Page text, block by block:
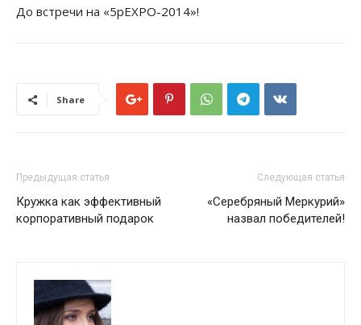
До встречи на «5pEXPO-2014»!
Share
Предыдущая статья
Кружка как эффективный
корпоративный подарок
Следующая статья
«Серебряный Меркурий»
назвал победителей!